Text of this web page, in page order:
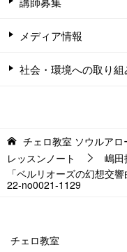
メディア情報
社会・環境への取り組
チェロ教室 ソウルアロ
レッスンノート
嶋田
「ベルリオーズの幻想交
22-no0021-1129
チェロ教室